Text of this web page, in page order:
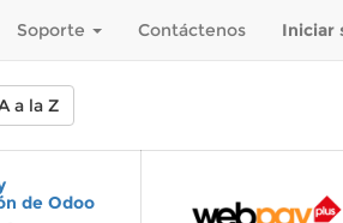
Soporte Contáctenos Iniciar
a la Z
de Odoo